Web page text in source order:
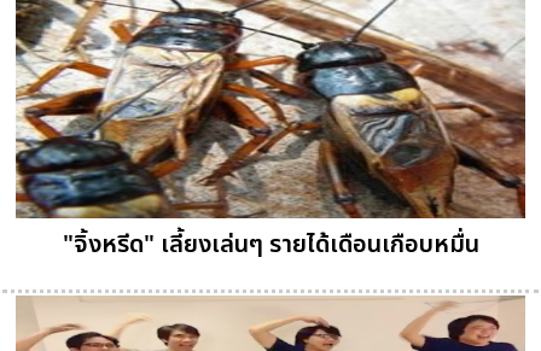
"จิ้งหรีด" เลี้ยงเล่นๆ รายได้เดือนเกือบหมื่น